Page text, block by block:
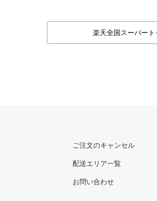
楽天全国スーパート
ご注文のキャンセル
配送エリア一覧
お問い合わせ